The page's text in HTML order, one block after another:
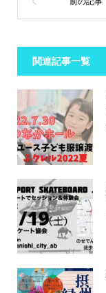
関連記事一覧